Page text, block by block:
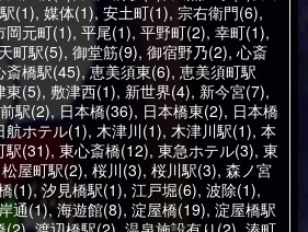
(1), 媒体(1), 安土町(1), 宗右衛門(6),
岡元町(1), 平尾(1), 平野町(2), 幸町(1),
町駅(5), 御堂筋(9), 御宿野乃(2), 心斎
斎橋駅(45),恵美須東(6), 恵美須町駅
東(5), 敷津西(1), 新世界(4), 新今宮(7),
駅(2), 日本橋(36), 日本橋東(2), 日本橋
航ホテル(1), 木津川(1), 木津川駅(1), 本
駅(31), 東心斎橋(12), 東急ホテル(3), 東
松屋町駅(2), 桜川(3), 桜川駅(3), 森ノ宮
(1), 汐見橋駅(1), 江戸堀(6), 波除(1),
通(1),海遊館(8), 淀屋橋(19), 淀屋橋駅